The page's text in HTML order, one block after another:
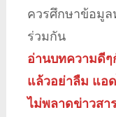
ควรศึกษาข้อมู
ร่วมกัน
อ่านบทความดี
แล้วอย่าลืม แอ
ไม่พลาดข่าวสา